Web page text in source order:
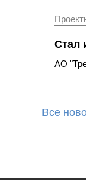
Стал
АО
Все